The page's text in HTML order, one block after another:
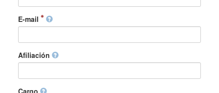
E-mail
Afiliación
Cargo